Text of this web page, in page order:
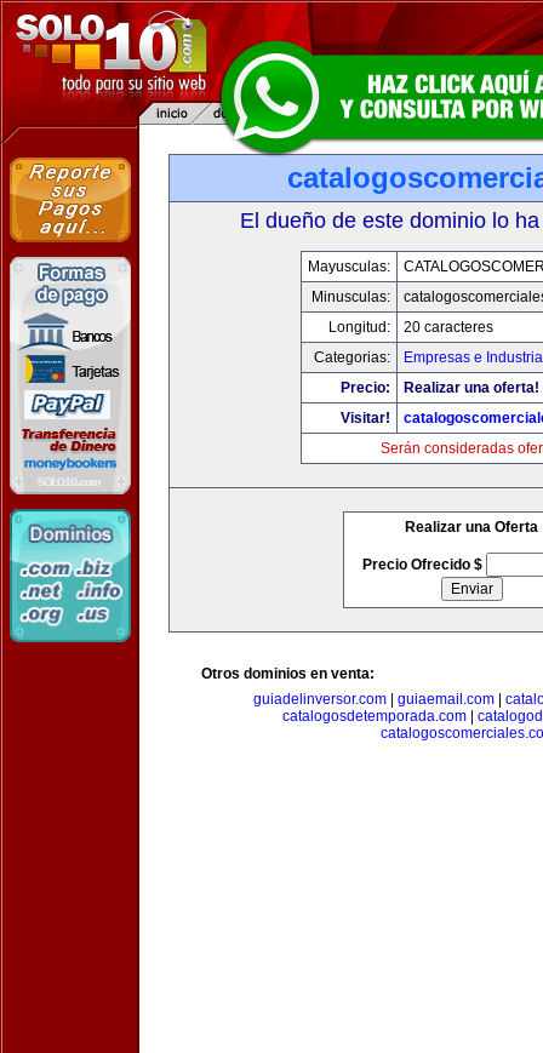
El dueño de este dominio lo
Mayusculas:
Minusculas:
Longitud:
20 caracteres
Categorias:
Empresas e
Precio:
Realizar una oferta!
Visitar!
Serán consideradas
Realizar una Oferta
Precio Ofrecido $
Otros dominios en venta:
guiadelinversor.com| guiaemail.com|
catalogosdetemporada.com|